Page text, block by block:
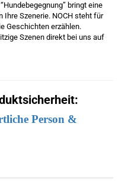
bringt eine
Ihre Szenerie. NOCH steht für
Geschichten erzählen.
Szenen direkt bei uns auf
Person &